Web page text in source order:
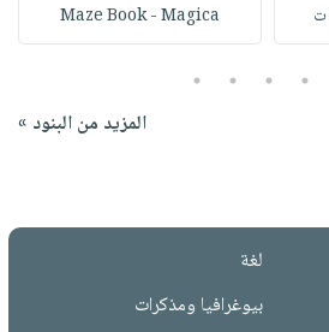
Maze Book - Magica
2
3
4
5
المزيد من البنود »
لغة
بيوغرافيا ومذكرات